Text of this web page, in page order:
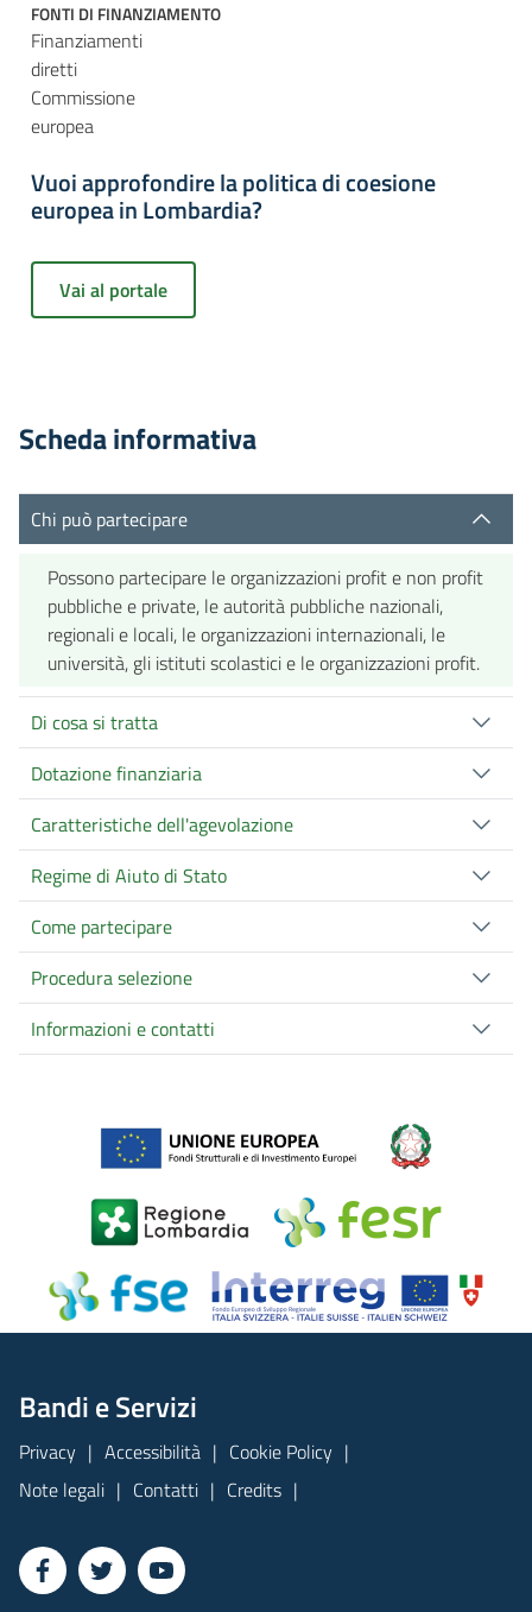
FONTI DI FINANZIAMENTO
Finanziamenti
diretti
Commissione
europea
Vuoi approfondire la politica di coesione
europea in Lombardia?
Vai al portale
Scheda informativa
Chi può partecipare
Possono partecipare le organizzazioni profit e non profit
pubbliche e private, le autorità pubbliche nazionali,
regionali e locali, le organizzazioni internazionali, le
università, gli istituti scolastici e le organizzazioni profit.
Di cosa si tratta
Dotazione finanziaria
Caratteristiche dell'agevolazione
Regime di Aiuto di Stato
Come partecipare
Procedura selezione
Informazioni e contatti
Bandi e Servizi
Privacy Accessibilità
Cookie Policy
Note legali
Contatti Credits